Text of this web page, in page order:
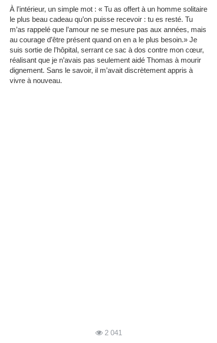
À l’intérieur, un simple mot : « Tu as offert à un homme solitaire
le plus beau cadeau qu’on puisse recevoir : tu es resté. Tu
m’as rappelé que l’amour ne se mesure pas aux années, mais
au courage d’être présent quand on en a le plus besoin.» Je
suis sortie de l’hôpital, serrant ce sac à dos contre mon cœur,
réalisant que je n’avais pas seulement aidé Thomas à mourir
dignement. Sans le savoir, il m’avait discrètement appris à
vivre à nouveau.
2 041